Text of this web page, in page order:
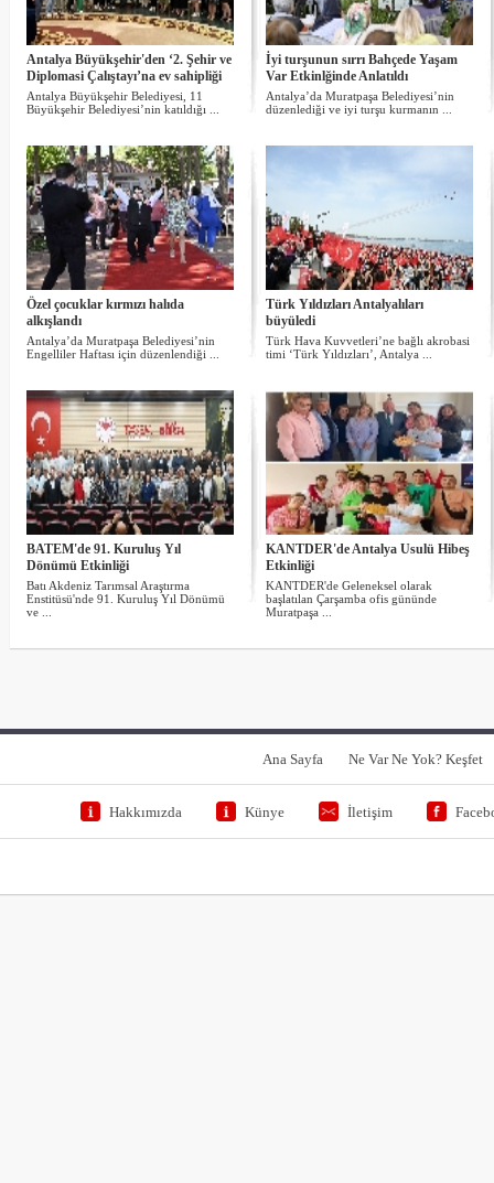
Antalya Büyükşehir'den ‘2. Şehir ve
Diplomasi Çalıştayı’na ev sahipliği
Antalya Büyükşehir Belediyesi, 11
Büyükşehir Belediyesi’nin katıldığı ...
İyi turşunun sırrı Bahçede Yaşam
Var Etkinlğinde Anlatıldı
Antalya’da Muratpaşa Belediyesi’nin
düzenlediği ve iyi turşu kurmanın ...
Özel çocuklar kırmızı halıda
alkışlandı
Antalya’da Muratpaşa Belediyesi’nin
Engelliler Haftası için düzenlendiği ...
Türk Yıldızları Antalyalıları
büyüledi
Türk Hava Kuvvetleri’ne bağlı akrobasi
timi ‘Türk Yıldızları’, Antalya ...
BATEM'de 91. Kuruluş Yıl
Dönümü Etkinliği
Batı Akdeniz Tarımsal Araştırma
Enstitüsü'nde 91. Kuruluş Yıl Dönümü
ve ...
KANTDER'de Antalya Usulü Hibeş
Etkinliği
KANTDER'de Geleneksel olarak
başlatılan Çarşamba ofis gününde
Muratpaşa ...
Ana Sayfa Ne Var Ne Yok? Keşfet
Hakkımızda Künye İletişim